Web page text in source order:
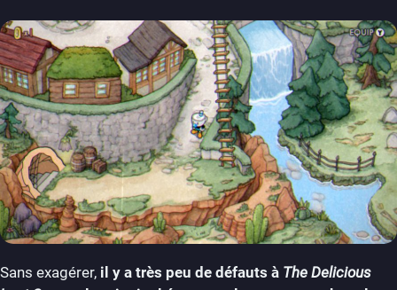
Sans exagérer, il y a très peu de défauts à The Delicious